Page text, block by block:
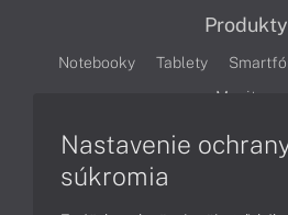
Produkty
Notebooky Tablety
Monitory
Nastavenie
súkromia